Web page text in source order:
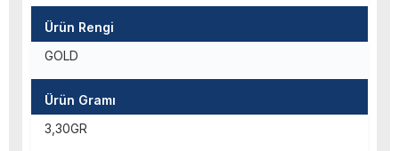
Ürün Rengi
GOLD
Ürün Gramı
3,30GR